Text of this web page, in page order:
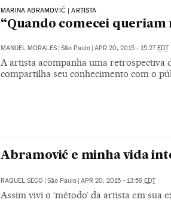
MARINA ABRAMOVIĆ | ARTISTA
“Quando comecei
MANUEL MORALES | São Paulo | APR 20, 2015 - 15:27EDT
A artista acompanha uma retrospectiva
compartilha seu conhecimento com o
Abramović e minha vida
RAQUEL SECO | São Paulo | APR 20, 2015 - 13:59 EDT
Assim vivi o ‘método’ da artista em sua